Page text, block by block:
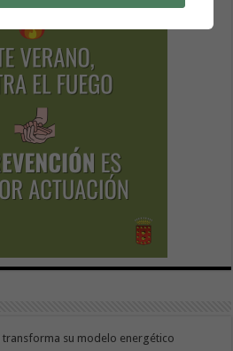
transforma su modelo energético